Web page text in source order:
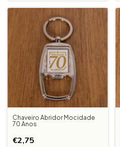
Chaveiro Abridor Mocidade
70 Anos
€2,75